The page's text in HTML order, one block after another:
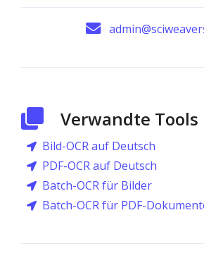
Verwandte Tools
Bild-OCR auf Deutsch
PDF-OCR auf Deutsch
Batch-OCR für Bilder
Batch-OCR für PDF-